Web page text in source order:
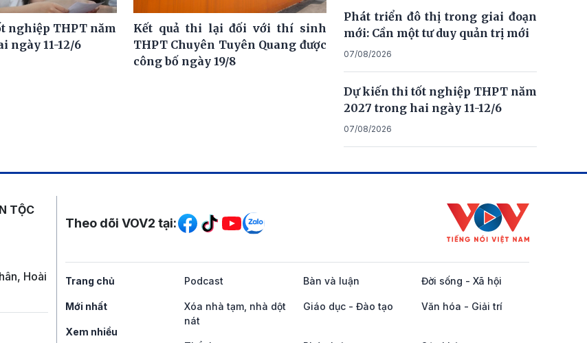
nghiệp THPT năm
ngày 11-12/6
Kết quả thi lại đối với thí sinh
THPT Chuyên Tuyên Quang được
công bố ngày 19/8
Phát triển đô thị trong giai đoạn
mới: Cần một tư duy quản trị mới
07/08/2026
Dự kiến thi tốt nghiệp THPT năm
2027 trong hai ngày 11-12/6
07/08/2026
TỘC
Hoài
Mạng xã hội
Theo dõi VOV2 tại:
Trang chủ
Mới nhất
Xem nhiều
Podcast Bàn và luận Đời sống - Xã hội
Xóa nhà tạm, nhà dột
nát
Giáo dục - Đào tạo Văn hóa - Giải trí